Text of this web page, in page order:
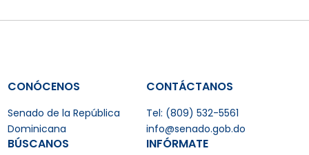
CONÓCENOS
Senado de la República
Dominicana
CONTÁCTANOS
Tel: (809) 532-5561
info@senado.gob.do
BÚSCANOS INFÓRMATE